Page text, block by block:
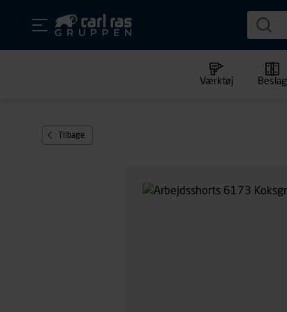
Værktøj Beslag
Tilbage